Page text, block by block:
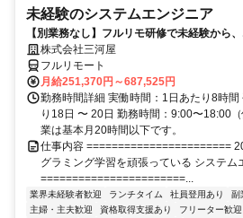
未経験のシステムエンジニア
【別業務なし】フルリモ研修で未経験から
株式会社三河屋
フルリモート
月給251,370円～687,525円
勤務時間詳細 実働時間：1日あたり8時
り18日 〜 20日 勤務時間：9:00〜18:00
業は基本月20時間以下です。
仕事内容 =======================
グラミング学習を頑張っている システム
=======================...
業界未経験者歓迎 ランチタイム 社員登用あり
副
主婦・主夫歓迎
資格取得支援あり フリーター歓迎